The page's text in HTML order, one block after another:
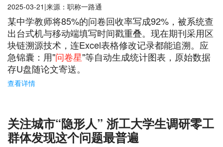
2025-03-21|来源：职称一路通
某中学教师将85%的问卷回收率写成92%，被系统查
出台式机与移动端填写时间戳重叠。现在期刊采用区
块链溯源技术，连Excel表格修改记录都能追溯。应
急锦囊：用"问卷星"等自动生成统计图表，原始数据
存U盘随论文寄送。
查看详情
关注城市“隐形人” 浙工大学生调研零工
群体发现这个问题最普遍